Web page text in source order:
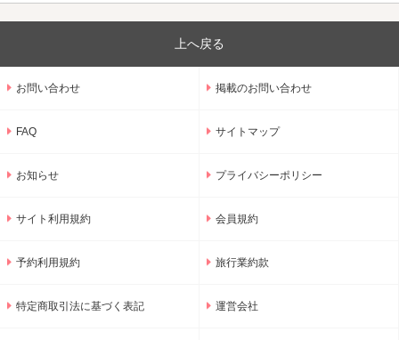
上へ戻る
お問い合わせ 掲載のお問い合わせ
FAQ サイトマップ
お知らせ プライバシーポリシー
サイト利用規約 会員規約
予約利用規約 旅行業約款
特定商取引法に基づく表記 運営会社